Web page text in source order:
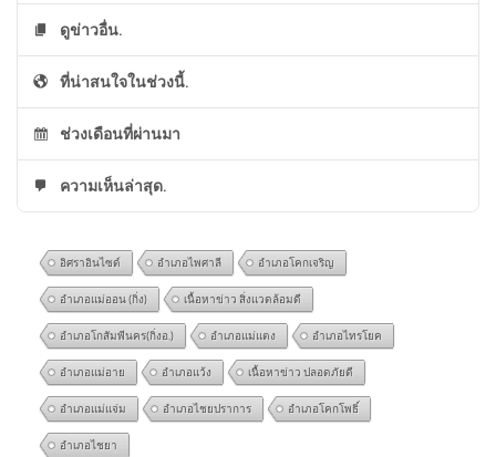
ดูข่าวอื่น.
ที่น่าสนใจในช่วงนี้.
ช่วงเดือนที่ผ่านมา
ความเห็นล่าสุด.
อิศราอินไซด์ อำเภอไพศาลี อำเภอโคกเจริญ
อำเภอแม่ออน (กิ่ง) เนื้อหาข่าว สิ่งแวดล้อมดี
อำเภอโกสัมพีนคร(กิ่งอ.) อำเภอแม่แตง อำเภอไทรโยค
อำเภอแม่อาย อำเภอแว้ง เนื้อหาข่าว ปลอดภัยดี
อำเภอแม่แจ่ม อำเภอไชยปราการ อำเภอโคกโพธิ์
อำเภอไชยา